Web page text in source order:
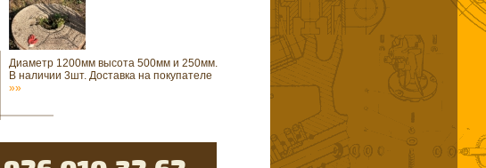
Диаметр 1200мм высота 500мм и 250мм.
В наличии 3шт. Доставка на покупателе
»»